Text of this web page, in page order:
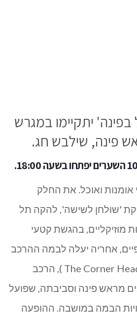
יתקיימו במגרש
פינה, שילבש חג.
אומנות ואוכל. את החלק
'שולחן לשישה', להקה תל
מוזיקליים, בהגשת קטעי
אחריה יעלה לבמה ההרכב
המוזיקלי המקומיThe Corner Heads ), הרכב
מראש פינה וסביבתה, שפועל
הבמה במושבה. ההופעה